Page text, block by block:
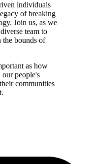
individuals
of breaking
Join us, as we
team to
the bounds of
as how
people's
communities